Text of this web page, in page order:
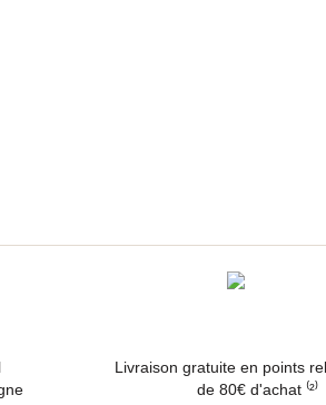
Livraison gratuite en points
de 80€ d'achat ⁽²⁾